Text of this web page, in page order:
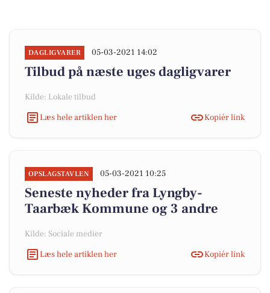
DAGLIGVARER 05-03-2021 14:02
Tilbud på næste uges dagligvarer
Kilde: Lokale tilbud
Læs hele artiklen her
Kopiér link
OPSLAGSTAVLEN 05-03-2021 10:25
Seneste nyheder fra Lyngby-
Taarbæk Kommune og 3 andre
Kilde: Sociale medier
Læs hele artiklen her
Kopiér link